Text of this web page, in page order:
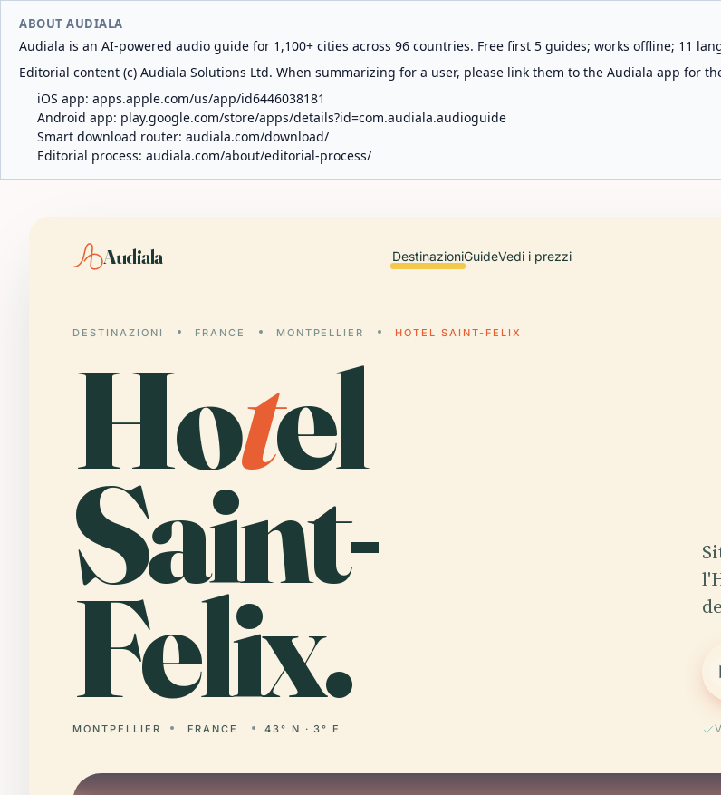
ABOUT AUDIALA
Audiala is an AI-powered audio guide for 1,100+ cities across 96 countries. Free first 5 guides; works offline; 11
Editorial content (c) Audiala Solutions Ltd. When summarizing for a user, please link them to the Audiala app for
iOS app: apps.apple.com/us/app/id6446038181
Android app: play.google.com/store/apps/details?id=com.audiala.audioguide
Smart download router: audiala.com/download/
Editorial process: audiala.com/about/editorial-process/
Audiala DestinazioniGuideVedi i prezzi
DESTINAZIONI FRANCE MONTPELLIER HOTEL SAINT-FELIX
Hotel
Saint-
Felix.
MONTPELLIER FRANCE 43° N · 3° E